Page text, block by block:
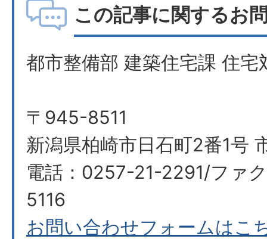
この記事に関するお
都市整備部 建築住宅課 住宅
〒945-8511
新潟県柏崎市日石町2番1号
電話：0257-21-2291/ファ
5116
お問い合わせフォームはこ